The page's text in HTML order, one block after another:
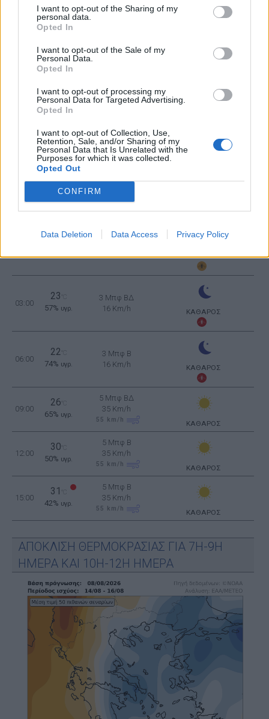
I want to opt-out of the Sharing of my
personal data.
Opted In
I want to opt-out of the Sale of my
Personal Data.
Opted In
I want to opt-out of processing my
Personal Data for Targeted Advertising.
Opted In
I want to opt-out of Collection, Use,
Retention, Sale, and/or Sharing of my
Personal Data that Is Unrelated with the
Purposes for which it was collected.
Opted Out
CONFIRM
Data Deletion Data Access Privacy Policy
33°C
ΚΑΘΑΡΟΣ
34°C
55km/h ΚΑΘΑΡΟΣ
31°C
55km/h
27°C
ΚΑΘΑΡΟΣ
ΠΑΡΑΣΚΕΥΗ14 ΑΥΓΟΥΣΤΟΥ Ανατολή: 06:37 - Δύση 20:09
25
3 Μπφ ΒΔ
ΚΑΘΑΡΟΣ
03:00
23
57% υγρ.
3 Μπφ ΒΔ
16 Km/h
ΚΑΘΑΡΟΣ
06:00
22
74% υγρ.
3 Μπφ B
16 Km/h
ΚΑΘΑΡΟΣ
09:00
26
65% υγρ.
5 Μπφ ΒΔ
35 Km/h
55 km/h ΚΑΘΑΡΟΣ
12:00
30
50% υγρ.
5 Μπφ B
35 Km/h
55 km/h ΚΑΘΑΡΟΣ
15:00
31
42% υγρ.
5 Μπφ B
35 Km/h
55 km/h ΚΑΘΑΡΟΣ
ΑΠΟΚΛΙΣΗ ΘΕΡΜΟΚΡΑΣΙΑΣ ΓΙΑ 7Η-9Η
ΗΜΕΡΑ ΚΑΙ 10Η-12Η ΗΜΕΡΑ